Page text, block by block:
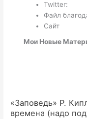
Twitter:
Файл
Сайт
Мои Новые
«Заповедь» Р.
времена (надо